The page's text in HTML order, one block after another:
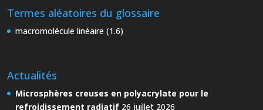
Termes aléatoires du glossaire
macromolécule linéaire (1.6)
Actualités
Microsphères creuses en polyacrylate pour le
refroidissement radiatif 26 juillet 2026